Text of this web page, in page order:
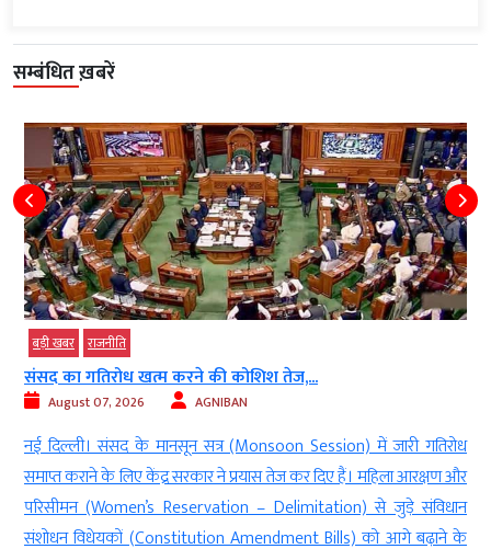
सम्बंधित ख़बरें
बड़ी खबर
लद्दाख के ऊंचे पर्वतीय क्षेत्रों में शुरू होगी...
August 07, 2026 AGNIBAN
जम्मू/लेह । देश में पहली बार लद्दाख (Ladakh) के ऊंचाई वाले पर्वतीय क्षेत्रों में
गाइडेड हाई-एल्टीट्यूड वाइल्ड लाइफ सफारी (Guided High-Altitude
Wildlife Safari) शुरू होने जा रही है। उपराज्यपाल विनय कुमार सक्सेना
(Lieutenant Governor Vinai Kumar Saxena) ने स्नो लेपर्ड और बर्ड